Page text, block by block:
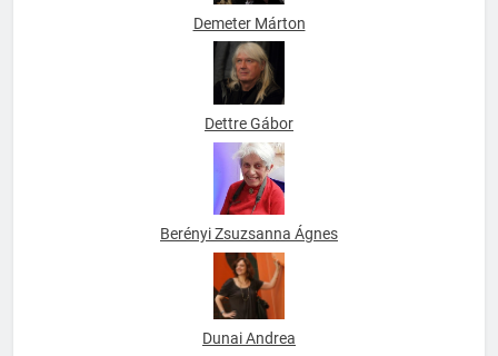
Demeter Márton
Dettre Gábor
Berényi Zsuzsanna Ágnes
Dunai Andrea